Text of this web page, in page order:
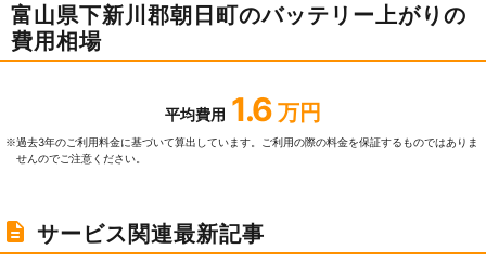
富山県下新川郡朝日町のバッテリー上がりの
費用相場
平均費用 1.6 万円
※過去3年のご利⽤料⾦に基づいて算出しています。ご利⽤の際の料⾦を保証するものではありま
せんのでご注意ください。
サービス関連最新記事